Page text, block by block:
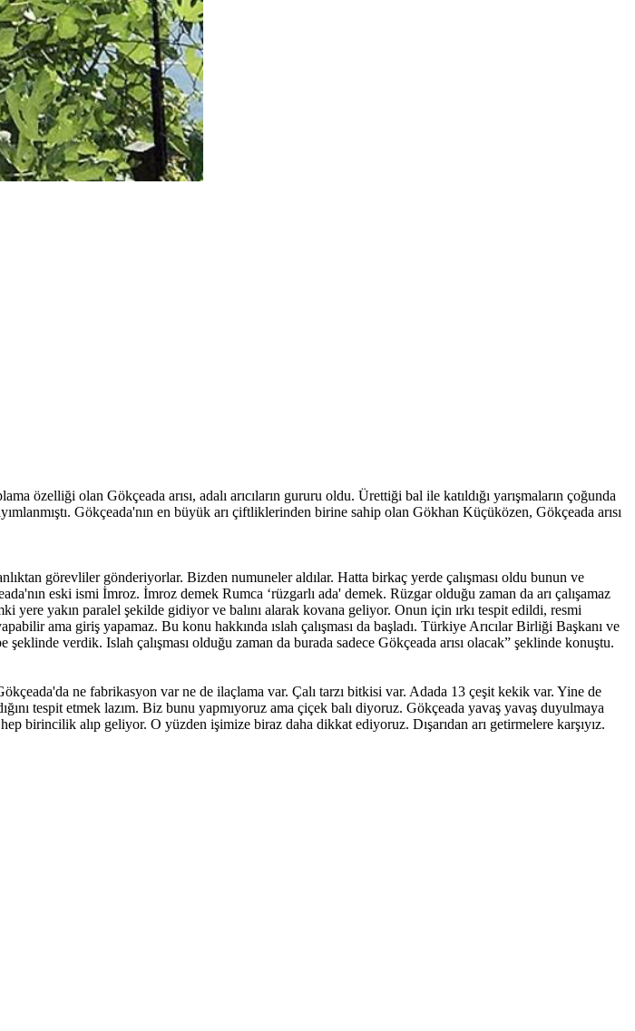
özelliği olan Gökçeada arısı, adalı arıcıların gururu oldu. Ürettiği bal ile katıldığı yarışmaların çoğunda
Gökçeada'nın en büyük arı çiftliklerinden birine sahip olan Gökhan Küçüközen, Gökçeada arısı
görevliler gönderiyorlar. Bizden numuneler aldılar. Hatta birkaç yerde çalışması oldu bunun ve
eski ismi İmroz. İmroz demek Rumca ‘rüzgarlı ada' demek. Rüzgar olduğu zaman da arı çalışamaz
yere yakın paralel şekilde gidiyor ve balını alarak kovana geliyor. Onun için ırkı tespit edildi, resmi
ama giriş yapamaz. Bu konu hakkında ıslah çalışması da başladı. Türkiye Arıcılar Birliği Başkanı ve
verdik. Islah çalışması olduğu zaman da burada sadece Gökçeada arısı olacak” şeklinde konuştu.
ne fabrikasyon var ne de ilaçlama var. Çalı tarzı bitkisi var. Adada 13 çeşit kekik var. Yine de
tespit etmek lazım. Biz bunu yapmıyoruz ama çiçek balı diyoruz. Gökçeada yavaş yavaş duyulmaya
birincilik alıp geliyor. O yüzden işimize biraz daha dikkat ediyoruz. Dışarıdan arı getirmelere karşıyız.